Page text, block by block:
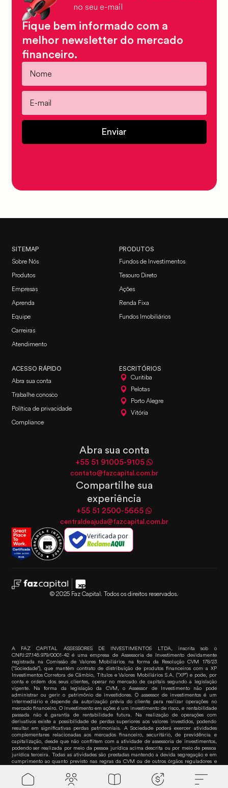
no seu e-mail
Fique bem informado com a
melhor newsletter do mercado
financeiro.
Enviar
SITEMAP
Sobre Nós
Produtos
Empresas
Aprenda
Equipe
Carreiras
Atendimento
PRODUTOS
Fundos de Investimentos
Tesouro Direto
Ações
Renda Fixa
Fundos Imobiliários
ACESSO RÁPIDO
Abra sua conta
Trabalhe conosco
Política de privacidade
Compliance
ESCRITÓRIOS
Curitiba
Pelotas
Porto Alegre
Vitória
Abra sua conta
+55 51 91005-9105
contato@fazcapital.com.br
Compartilhe sua
experiência
+55 51 2500-5665
centraldeajuda@fazcapital.com.br
Verificada por
© 2025 Faz Capital. Todos os direitos reservados.
A FAZ CAPITAL ASSESSORES DE INVESTIMENTOS LTDA, inscrita sob o
CNPJ:27.145.979/0001-42 é uma empresa de Assessoria de Investimento devidamente
registrada na Comissão de Valores Mobiliários na forma da Resolução CVM 178/23
(“Sociedade”), que mantém contrato de distribuição de produtos financeiros com a XP
Investimentos Corretora de Câmbio, Títulos e Valores Mobiliários S.A. (“XP”) e pode, por
conta e ordem dos seus clientes, operar no mercado de capitais segundo a legislação
vigente. Na forma da legislação da CVM, o Assessor de Investimento não pode
administrar ou gerir o patrimônio de investidores. O assessor de investimentos é um
intermediário e depende da autorização prévia do cliente para realizar operações no
mercado financeiro. O investimento em ações é um investimento de risco, e rentabilidade
passada não é garantia de rentabilidade futura. Na realização de operações com
derivativos existe a possibilidade de perdas superiores aos valores investidos, podendo
resultar em significativas perdas patrimoniais. A Sociedade poderá exercer atividades
complementares relacionadas aos mercados financeiro, securitário, de previdência e
capitalização, desde que não conflitem com a atividade de assessoria de investimentos,
podendo ser realizada por meio da pessoa jurídica acima descrita ou por meio de pessoa
jurídica terceira. Todas as atividades são prestadas mantendo a devida segregação e em
cumprimento ao quanto previsto nas regras da CVM ou de outros órgãos reguladores e
investimentos. Para reclamações, contate a Ouvidoria da XP pelo telefone 0800 722-3730.